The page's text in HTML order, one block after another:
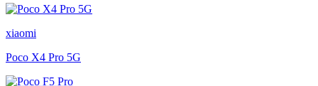
xiaomi
Poco X4 Pro 5G